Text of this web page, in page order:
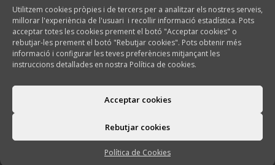
Utilitzem cookies pròpies i de tercers per a analitzar els nostres serveis,
millorar l'experiència de l'usuari i recollir informació estadística. Pots
acceptar totes les cookies prement el botó "Acceptar cookies" o
rebutjar-les prement el botó "Rebutjar cookies". Pots obtenir més
informació i configurar les teves preferències mitjançant les
instruccions detallades en nostra Política de cookies.
Acceptar cookies
Rebutjar cookies
Política de Cookies
TORNA A DALT